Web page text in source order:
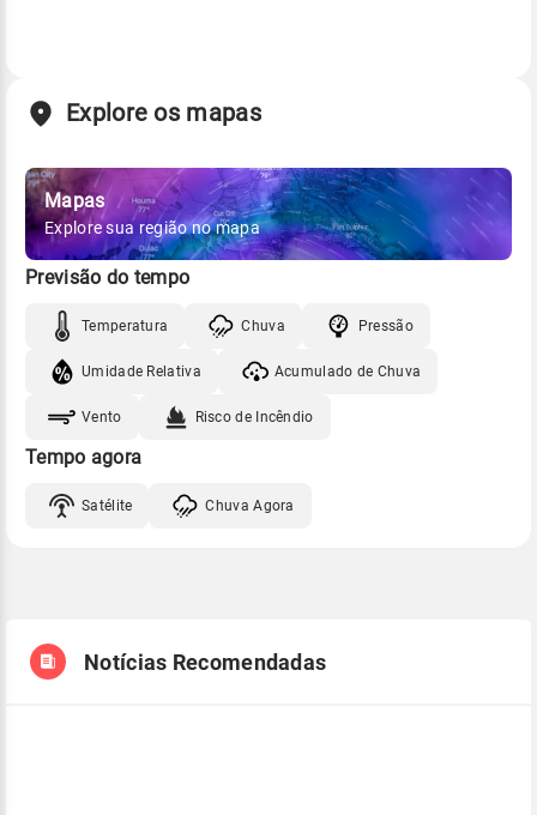
Explore os mapas
Mapas
Explore sua região no mapa
Previsão do tempo
Temperatura Chuva Pressão
Umidade Relativa Acumulado de Chuva
Vento Risco de Incêndio
Tempo agora
Satélite Chuva Agora
Notícias Recomendadas